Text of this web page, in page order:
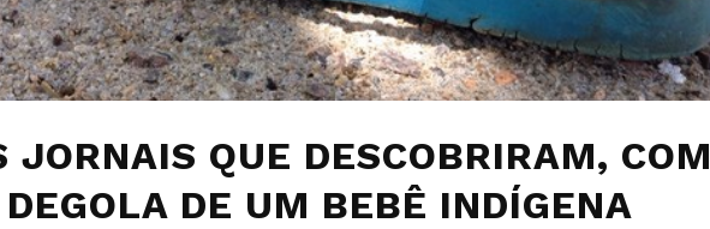
JORNAIS QUE DESCOBRIRAM, COM
DE UM BEBÊ INDÍGENA